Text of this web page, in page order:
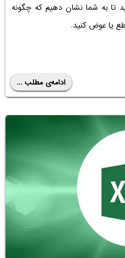
تا به شما نشان دهیم که چگونه
یا عوض کنید.
ادامه‌ی مطلب ...